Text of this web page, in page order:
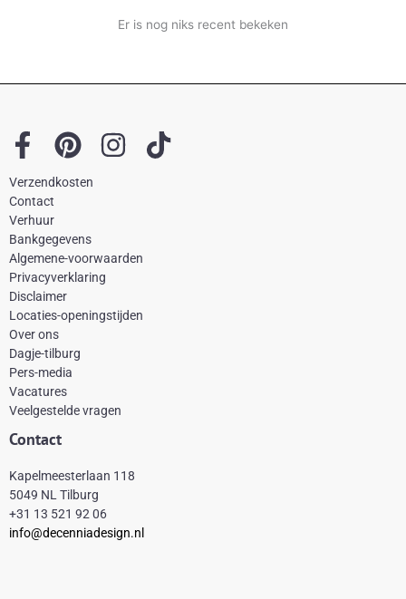
Er is nog niks recent bekeken
F
a
c
e
b
o
o
k
-
f
P
i
e
r
e
t
I
a
r
T
Verzendkosten
Contact
Verhuur
Bankgegevens
Algemene-voorwaarden
Privacyverklaring
Disclaimer
Locaties-openingstijden
Over ons
Dagje-tilburg
Pers-media
Vacatures
Veelgestelde vragen
Contact
Kapelmeesterlaan 118
5049 NL Tilburg
+31 13 521 92 06
info@decenniadesign.nl